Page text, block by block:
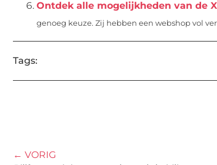
Ontdek alle mogelijkheden van de
genoeg keuze. Zij hebben een webshop vol
Tags:
← VORIG